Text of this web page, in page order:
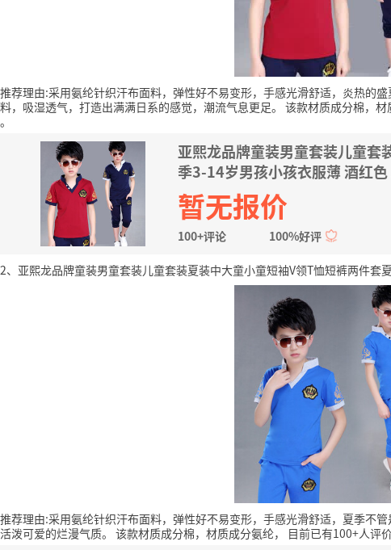
推荐理由:采用氨纶针织汗布面料，弹性好不易变形，手感光滑舒适，炎热的
料，吸湿透气，打造出满满日系的感觉，潮流气息更足。 该款材质成分棉，材
。
亚熙龙品牌童装男童套装儿童套
季3-14岁男孩小孩衣服薄 酒红
暂无报价
100+评论 100%好评
2、亚熙龙品牌童装男童套装儿童套装夏装中大童小童短袖V领T恤短裤两件
推荐理由:采用氨纶针织汗布面料，弹性好不易变形，手感光滑舒适，夏季不
活泼可爱的烂漫气质。 该款材质成分棉，材质成分氨纶， 目前已有100+人评